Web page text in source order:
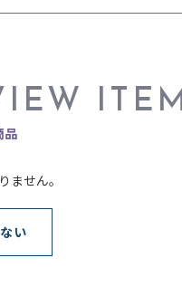
品
ません。
い